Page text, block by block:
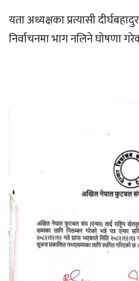
यता अध्यक्षका प्रत्यासी
निर्वाचनमा भाग नलिने घोषणा